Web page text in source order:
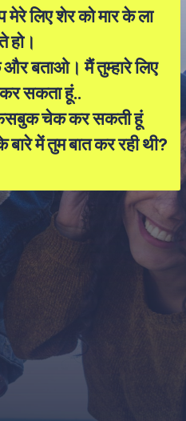
मेरे लिए शेर को मार के ला
हो।
बताओ। मैं तुम्हारे लिए
सकता हूं..
फेसबुक चेक कर सकती हूं
में तुम बात कर रही थी?